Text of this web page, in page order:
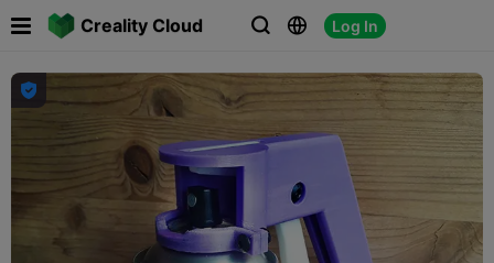
Creality Cloud   Log In
 
